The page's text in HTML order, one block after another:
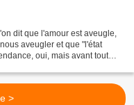
dit que l'amour est aveugle,
aveugler et que "l'état
oui, mais avant tout
>